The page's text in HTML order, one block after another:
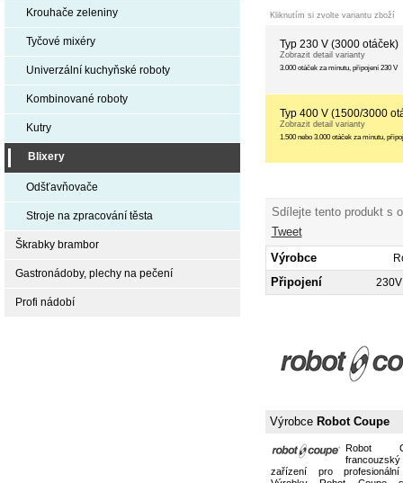
Kliknutím si zvolte variantu zboží
Typ 230 V (3000 otáček)
Zobrazit detail varianty
3.000 otáček za minutu, připojení 230 V
Typ 400 V (1500/3000
Zobrazit detail varianty
1.500 nebo 3.000 otáček za minutu,
Sdílejte tento produkt s
Tweet
Výrobce
Připojení
Výrobce Robot Coupe
Robot
zařízení pro profesionální
Krouhače zeleniny
Tyčové mixéry
Univerzální kuchyňské roboty
Kombinované roboty
Kutry
Blixery
Odšťavňovače
Stroje na zpracování těsta
Škrabky brambor
Gastronádoby, plechy na pečení
Profi nádobí